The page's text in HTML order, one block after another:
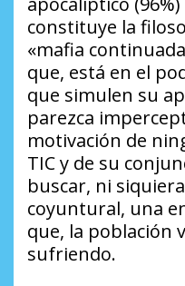
constituye la
«mafia
que, está en el
que simulen su
parezca
motivación de
TIC y de su
buscar, ni
coyuntural, una
que, la población
sufriendo.